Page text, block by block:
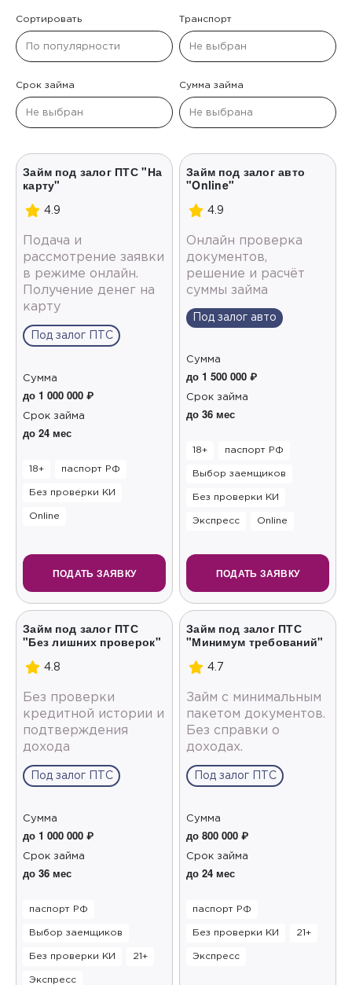
Сортировать Транспорт
Срок займа Сумма займа
Займ под залог ПТС "На
карту"
4.9
Подача и
рассмотрение заявки
в режиме онлайн.
Получение денег на
карту
Под залог ПТС
Сумма
до 1 000 000 ₽
Срок займа
до 24 мес
18+ паспорт РФ
Без проверки КИ
Online
ПОДАТЬ ЗАЯВКУ
Займ под залог авто
"Online"
4.9
Онлайн проверка
документов,
решение и расчёт
суммы займа
Под залог авто
Сумма
до 1 500 000 ₽
Срок займа
до 36 мес
18+ паспорт РФ
Выбор заемщиков
Без проверки КИ
Экспресс Online
ПОДАТЬ ЗАЯВКУ
Займ под залог ПТС
"Без лишних проверок"
4.8
Без проверки
кредитной истории и
подтверждения
дохода
Под залог ПТС
Сумма
до 1 000 000 ₽
Срок займа
до 36 мес
паспорт РФ
Выбор заемщиков
Без проверки КИ 21+
Экспресс
Займ под залог ПТС
"Минимум требований"
4.7
Займ с минимальным
пакетом документов.
Без справки о
доходах.
Под залог ПТС
Сумма
до 800 000 ₽
Срок займа
до 24 мес
паспорт РФ
Без проверки КИ 21+
Экспресс